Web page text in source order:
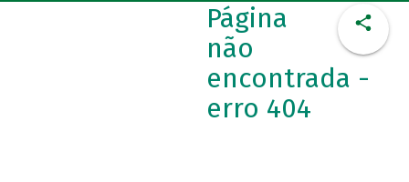
Página
não
encontrada -
erro 404